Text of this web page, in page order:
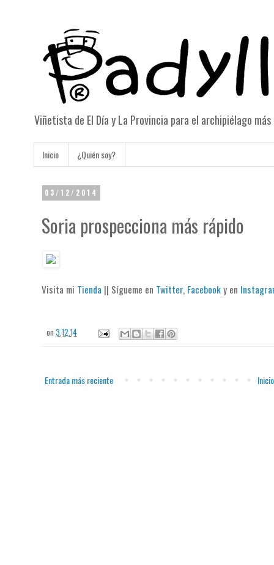
Viñetista de El Día y La Provincia para el archipiélago
Inicio ¿Quién soy?
03/12/2014
Soria prospecciona más rápido
Visita mi Tienda || Sígueme en Twitter, Facebooky en
on3.12.14
Entrada más reciente Inicio